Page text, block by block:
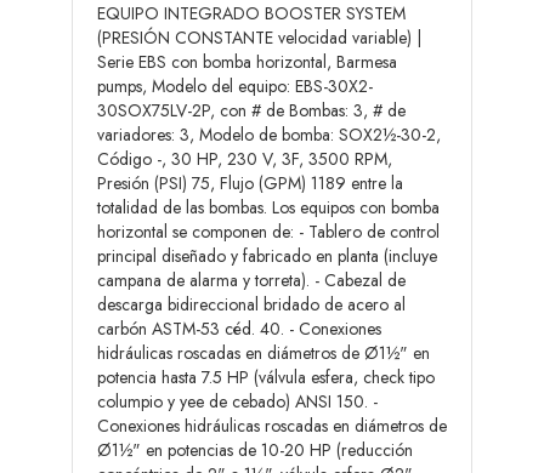
EQUIPO INTEGRADO BOOSTER SYSTEM
(PRESIÓN CONSTANTE velocidad variable) |
Serie EBS con bomba horizontal, Barmesa
pumps, Modelo del equipo: EBS-30X2-
30SOX75LV-2P, con # de Bombas: 3, # de
variadores: 3, Modelo de bomba: SOX2½-30-2,
Código -, 30 HP, 230 V, 3F, 3500 RPM,
Presión (PSI) 75, Flujo (GPM) 1189 entre la
totalidad de las bombas. Los equipos con bomba
horizontal se componen de: - Tablero de control
principal diseñado y fabricado en planta (incluye
campana de alarma y torreta). - Cabezal de
descarga bidireccional bridado de acero al
carbón ASTM-53 céd. 40. - Conexiones
hidráulicas roscadas en diámetros de Ø1½" en
potencia hasta 7.5 HP (válvula esfera, check tipo
columpio y yee de cebado) ANSI 150. -
Conexiones hidráulicas roscadas en diámetros de
Ø1½" en potencias de 10-20 HP (reducción